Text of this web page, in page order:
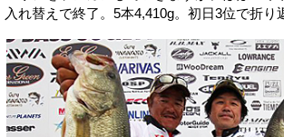
入れ替えで終了。5本4,410g。初日3位で折り